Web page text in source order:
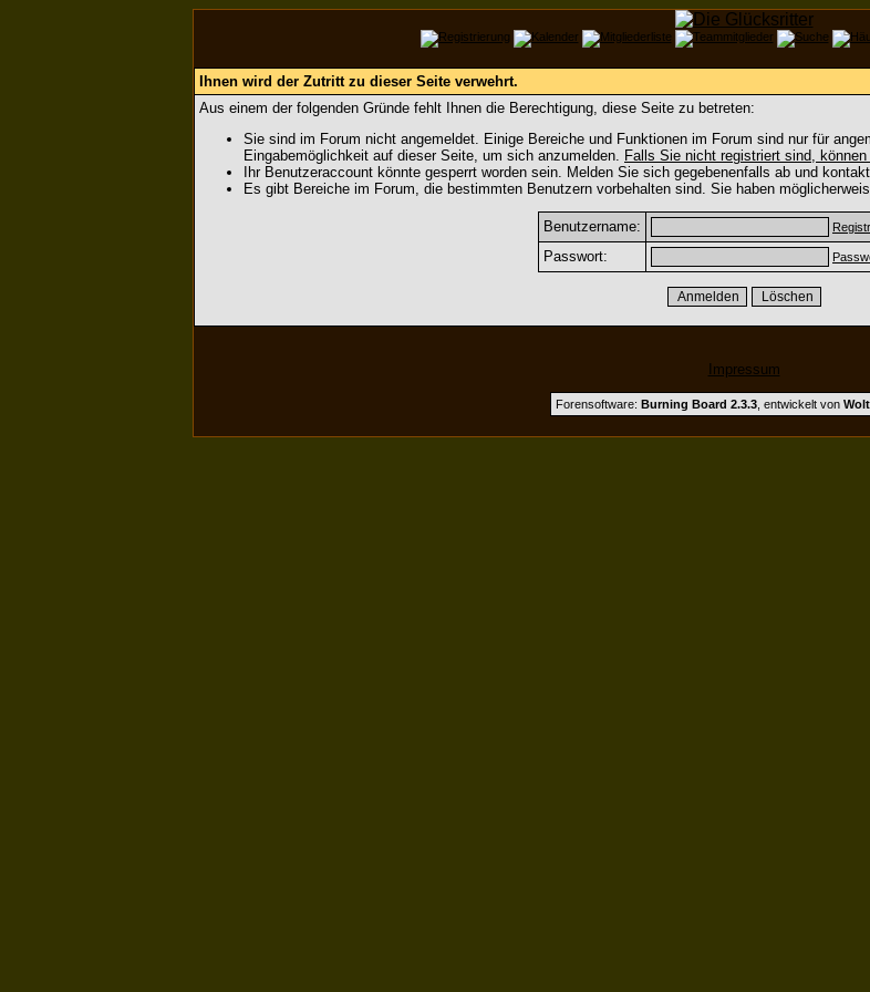
Ihnen wird der Zutritt zu dieser Seite verwehrt.
Aus einem der folgenden Gründe fehlt Ihnen die Berechtigung, diese Seite zu betreten:
Sie sind im Forum nicht angemeldet. Einige Bereiche und Funktionen im Forum sind nur für
Eingabemöglichkeit auf dieser Seite, um sich anzumelden. Falls Sie nicht registriert sind,
Ihr Benutzeraccount könnte gesperrt worden sein. Melden Sie sich gegebenenfalls ab und
Es gibt Bereiche im Forum, die bestimmten Benutzern vorbehalten sind. Sie haben
Benutzername:
Passwort:
Impressum
Forensoftware: Burning Board 2.3.3, entwickelt von